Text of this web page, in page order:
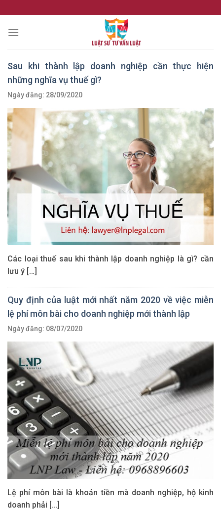
to
content
Sau khi thành lập doanh nghiệp cần thực hiện
những nghĩa vụ thuế gì?
Ngày đăng: 28/09/2020
Các loại thuế sau khi thành lập doanh nghiệp là gì? cần
lưu ý […]
Quy định của luật mới nhất năm 2020 về việc miễn
lệ phí môn bài cho doanh nghiệp mới thành lập
Ngày đăng: 08/07/2020
Lệ phí môn bài là khoản tiền mà doanh nghiệp, hộ kinh
doanh phải […]